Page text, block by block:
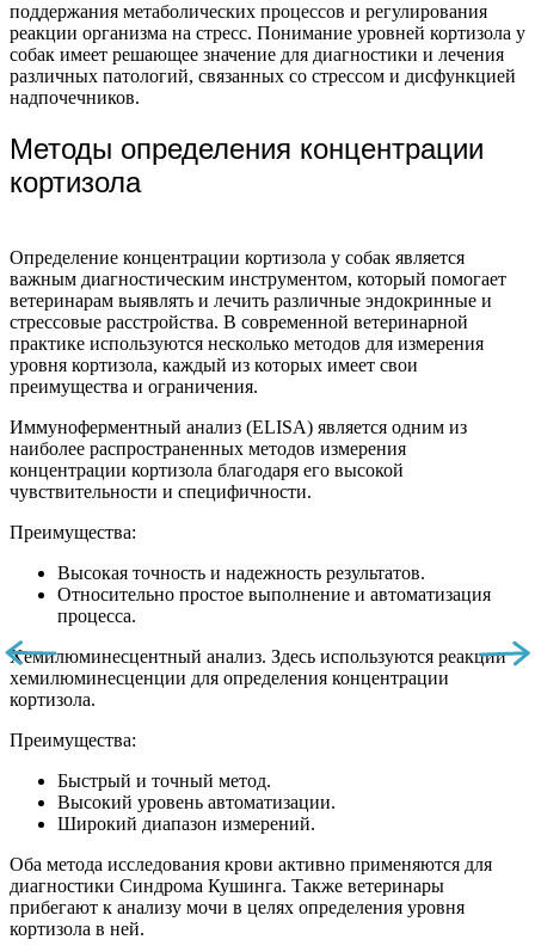
поддержания метаболических процессов и регулирования
реакции организма на стресс. Понимание уровней кортизола у
собак имеет решающее значение для диагностики и лечения
различных патологий, связанных со стрессом и дисфункцией
надпочечников.
Методы определения концентрации
кортизола
Определение концентрации кортизола у собак является
важным диагностическим инструментом, который помогает
ветеринарам выявлять и лечить различные эндокринные и
стрессовые расстройства. В современной ветеринарной
практике используются несколько методов для измерения
уровня кортизола, каждый из которых имеет свои
преимущества и ограничения.
Иммуноферментный анализ (ELISA) является одним из
наиболее распространенных методов измерения
концентрации кортизола благодаря его высокой
чувствительности и специфичности.
Преимущества:
Высокая точность и надежность результатов.
Относительно простое выполнение и автоматизация
процесса.
Хемилюминесцентный анализ. Здесь используются реакции
хемилюминесценции для определения концентрации
кортизола.
Преимущества:
Быстрый и точный метод.
Высокий уровень автоматизации.
Широкий диапазон измерений.
Оба метода исследования крови активно применяются для
диагностики Синдрома Кушинга. Также ветеринары
прибегают к анализу мочи в целях определения уровня
кортизола в ней.